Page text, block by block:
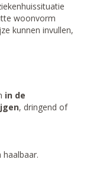
woonvorm
kunnen invullen,
in de
, dringend of